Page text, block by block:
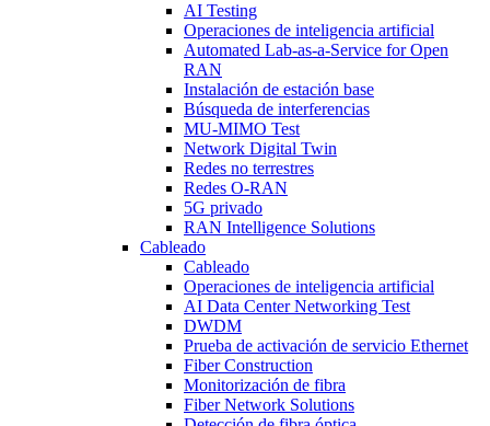
AI Testing
Operaciones de inteligencia artificial
Automated Lab-as-a-Service for Open
RAN
Instalación de estación base
Búsqueda de interferencias
MU-MIMO Test
Network Digital Twin
Redes no terrestres
Redes O-RAN
5G privado
RAN Intelligence Solutions
Cableado
Cableado
Operaciones de inteligencia artificial
AI Data Center Networking Test
DWDM
Prueba de activación de servicio Ethernet
Fiber Construction
Monitorización de fibra
Fiber Network Solutions